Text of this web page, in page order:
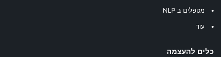
מטפלים ב NLP
עוד
כלים להעצמה